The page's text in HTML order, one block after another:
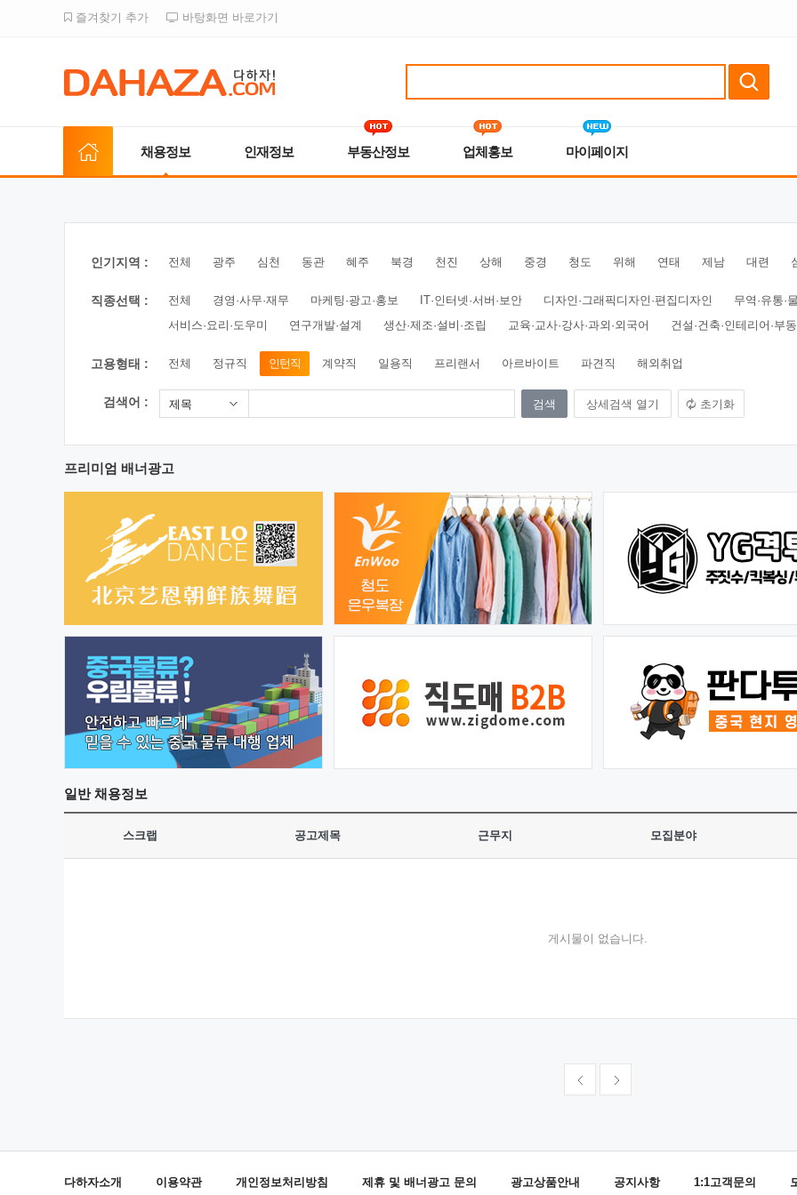
즐겨찾기 추가 바탕화면 바로가기
채용정보 인재정보 부동산정보 업체홍보 마이페이지
인기지역 : 전체 광주 심천 동관 혜주 북경 천진 상해 중경 청도 위해 연태 제남 대련
직종선택 : 전체 경영·사무·재무 마케팅·광고·홍보 IT·인터넷·서버·보안 디자인·그래픽디자인·편집디자인
무역·유통·
서비스·요리·도우미
연구개발·설계 생산·제조·설비·조립 교육·교사·강사·과외·외국어 건설·건축·인테리어·부
고용형태 : 전체 정규직 인턴직 계약직 일용직 프리랜서 아르바이트 파견직 해외취업
검색어 : 제목 상세검색 열기 초기화
프리미엄 배너광고
일반채용정보
스크랩 공고제목 근무지 모집분야
게시물이 없습니다.
다하자소개 이용약관 개인정보처리방침 제휴 및 배너광고 문의 광고상품안내 공지사항 1:1고객문의